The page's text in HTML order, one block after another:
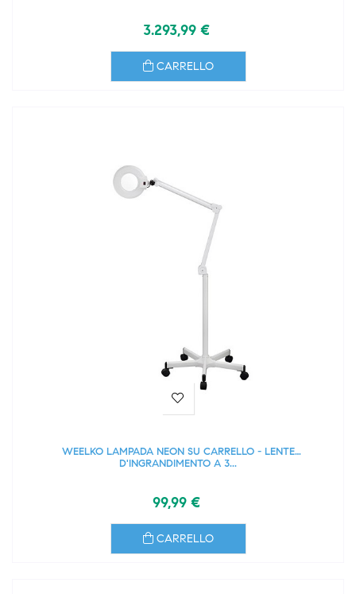
3.293,99 €
CARRELLO
WEELKO LAMPADA NEON SU CARRELLO - LENTE
D'INGRANDIMENTO A 3...
99,99 €
CARRELLO